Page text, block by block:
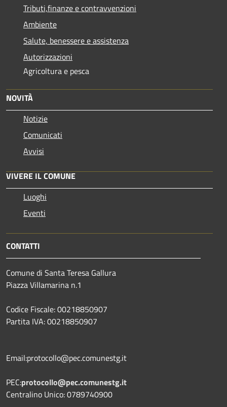
Tributi,finanze e contravvenzioni
Ambiente
Salute, benessere e assistenza
Autorizzazioni
Agricoltura e pesca
NOVITÀ
Notizie
Comunicati
Avvisi
VIVERE IL COMUNE
Luoghi
Eventi
CONTATTI
Comune di Santa Teresa Gallura
Piazza Villamarina n.1
Codice Fiscale: 00218850907
Partita IVA: 00218850907
Email:protocollo@pec.comunestg.it
PEC:protocollo@pec.comunestg.it
Centralino Unico: 0789740900